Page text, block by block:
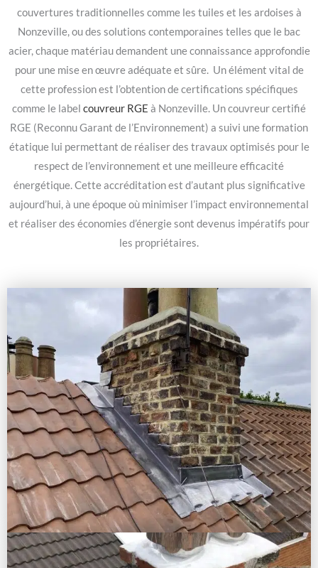
couvertures traditionnelles comme les tuiles et les ardoises à
Nonzeville, ou des solutions contemporaines telles que le bac
acier, chaque matériau demandent une connaissance approfondie
pour une mise en œuvre adéquate et sûre. Un élément vital de
cette profession est l’obtention de certifications spécifiques
comme le label couvreur RGE à Nonzeville. Un couvreur certifié
RGE (Reconnu Garant de l’Environnement) a suivi une formation
étatique lui permettant de réaliser des travaux optimisés pour le
respect de l’environnement et une meilleure efficacité
énergétique. Cette accréditation est d’autant plus significative
aujourd’hui, à une époque où minimiser l’impact environnemental
et réaliser des économies d’énergie sont devenus impératifs pour
les propriétaires.